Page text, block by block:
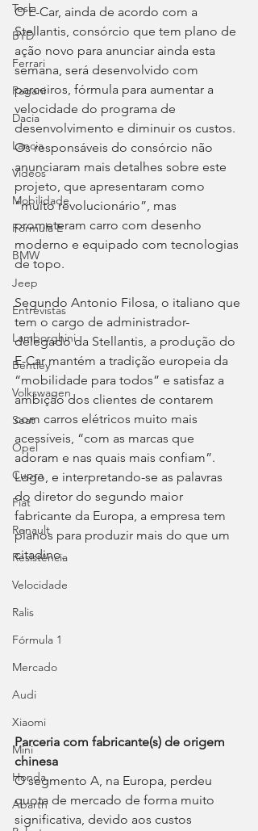
Tesla
BYD
Ferrari
Pagani
Dacia
Lancia
Videos
Mobilidade
Fórmula E
BMW
Jeep
Entrevistas
Lamborghini
Bentley
Volkswagen
Seat
Opel
Cupra
Fiat
Renault
Resistência
Velocidade
Ralis
Fórmula 1
Mercado
Audi
Xiaomi
Mini
Honda
Abarth
O E-Car, ainda de acordo com a
Stellantis, consórcio que tem plano de
ação novo para anunciar ainda esta
semana, será desenvolvido com
parceiros, fórmula para aumentar a
velocidade do programa de
desenvolvimento e diminuir os custos.
Os responsáveis do consórcio não
anunciaram mais detalhes sobre este
projeto, que apresentaram como
“muito revolucionário”, mas
prometeram carro com desenho
moderno e equipado com tecnologias
de topo.
Segundo Antonio Filosa, o italiano que
tem o cargo de administrador-
delegado da Stellantis, a produção do
E-Car mantém a tradição europeia da
“mobilidade para todos” e satisfaz a
ambição dos clientes de contarem
com carros elétricos muito mais
acessíveis, “com as marcas que
adoram e nas quais mais confiam”.
Logo, e interpretando-se as palavras
do diretor do segundo maior
fabricante da Europa, a empresa tem
planos para produzir mais do que um
citadino.
Parceria com fabricante(s) de origem
chinesa
O segmento A, na Europa, perdeu
quota de mercado de forma muito
significativa, devido aos custos